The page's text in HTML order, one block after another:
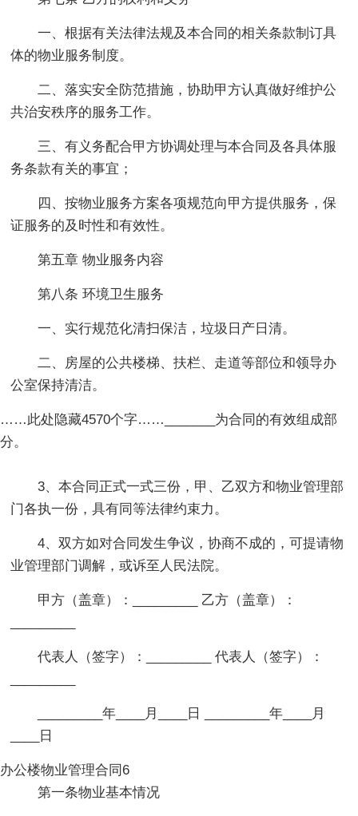
一、根据有关法律法规及本合同的相关条款制订具
体的物业服务制度。
二、落实安全防范措施，协助甲方认真做好维护公
共治安秩序的服务工作。
三、有义务配合甲方协调处理与本合同及各具体服
务条款有关的事宜；
四、按物业服务方案各项规范向甲方提供服务，保
证服务的及时性和有效性。
第五章 物业服务内容
第八条 环境卫生服务
一、实行规范化清扫保洁，垃圾日产日清。
二、房屋的公共楼梯、扶栏、走道等部位和领导办
公室保持清洁。
……此处隐藏4570个字……_______为合同的有效组成部
分。
3、本合同正式一式三份，甲、乙双方和物业管理部
门各执一份，具有同等法律约束力。
4、双方如对合同发生争议，协商不成的，可提请物
业管理部门调解，或诉至人民法院。
甲方（盖章）：_________ 乙方（盖章）：
代表人（签字）：_________ 代表人（签字）：
_________年____月____日 _________年____月
____日
办公楼物业管理合同6
第一条物业基本情况